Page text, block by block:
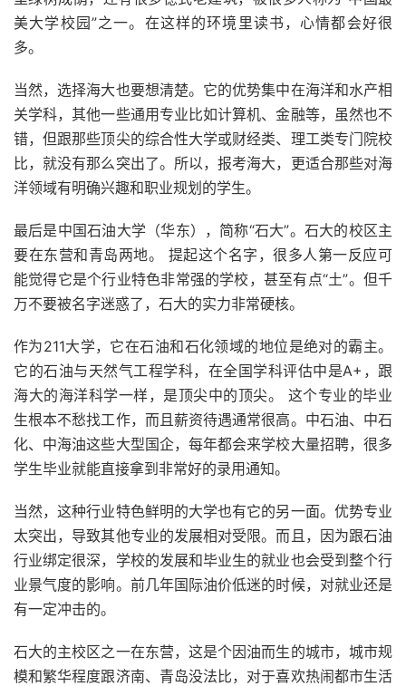
美大学校园”之一。在这样的环境里读书，心情都会好很
多。
当然，选择海大也要想清楚。它的优势集中在海洋和水产相
关学科，其他一些通用专业比如计算机、金融等，虽然也不
错，但跟那些顶尖的综合性大学或财经类、理工类专门院校
比，就没有那么突出了。所以，报考海大，更适合那些对海
洋领域有明确兴趣和职业规划的学生。
最后是中国石油大学（华东），简称“石大”。石大的校区主
要在东营和青岛两地。 提起这个名字，很多人第一反应可
能觉得它是个行业特色非常强的学校，甚至有点“土”。但千
万不要被名字迷惑了，石大的实力非常硬核。
作为211大学，它在石油和石化领域的地位是绝对的霸主。
它的石油与天然气工程学科，在全国学科评估中是A+，跟
海大的海洋科学一样，是顶尖中的顶尖。 这个专业的毕业
生根本不愁找工作，而且薪资待遇通常很高。中石油、中石
化、中海油这些大型国企，每年都会来学校大量招聘，很多
学生毕业就能直接拿到非常好的录用通知。
当然，这种行业特色鲜明的大学也有它的另一面。优势专业
太突出，导致其他专业的发展相对受限。而且，因为跟石油
行业绑定很深，学校的发展和毕业生的就业也会受到整个行
业景气度的影响。前几年国际油价低迷的时候，对就业还是
有一定冲击的。
石大的主校区之一在东营，这是个因油而生的城市，城市规
模和繁华程度跟济南、青岛没法比，对于喜欢热闹都市生活